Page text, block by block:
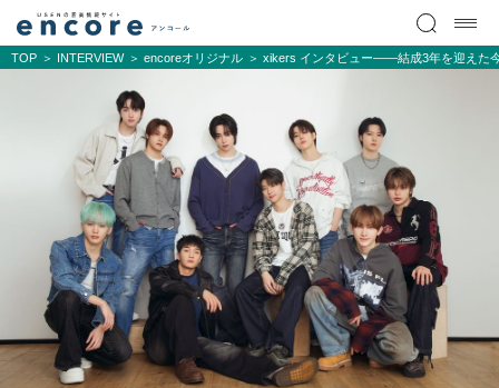
TOP INTERVIEW encoreオリジナル xikers インタビュー――結成3年を迎えた